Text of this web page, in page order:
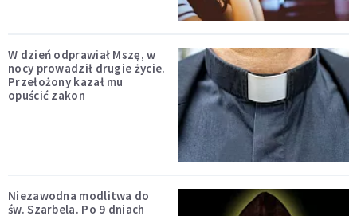
W dzień odprawiał Mszę, w
nocy prowadził drugie życie.
Przełożony kazał mu
opuścić zakon
Niezawodna modlitwa do
św. Szarbela. Po 9 dniach